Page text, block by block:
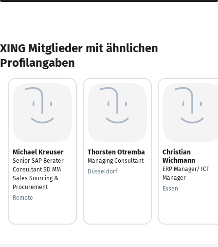
XING Mitglieder mit ähnlichen
Profilangaben
Michael Kreuser
Senior SAP Berater
Consultant SD MM
Sales Sourcing &
Procurement
Remote
Thorsten Otremba
Managing Consultant
Düsseldorf
Christian
Wichmann
ERP Manager/ ICT
Manager
Essen